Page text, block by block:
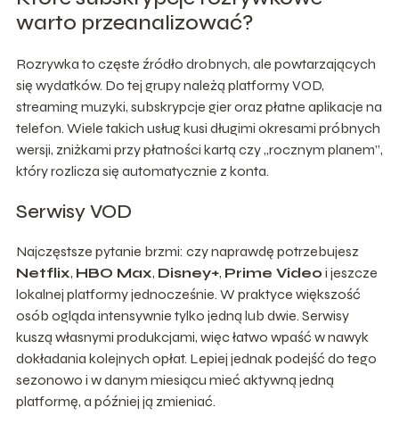
warto przeanalizować?
Rozrywka to częste źródło drobnych, ale powtarzających
się wydatków. Do tej grupy należą platformy VOD,
streaming muzyki, subskrypcje gier oraz płatne aplikacje na
telefon. Wiele takich usług kusi długimi okresami próbnych
wersji, zniżkami przy płatności kartą czy „rocznym planem”,
który rozlicza się automatycznie z konta.
Serwisy VOD
Najczęstsze pytanie brzmi: czy naprawdę potrzebujesz
Netflix, HBO Max, Disney+, Prime Video i jeszcze
lokalnej platformy jednocześnie. W praktyce większość
osób ogląda intensywnie tylko jedną lub dwie. Serwisy
kuszą własnymi produkcjami, więc łatwo wpaść w nawyk
dokładania kolejnych opłat. Lepiej jednak podejść do tego
sezonowo i w danym miesiącu mieć aktywną jedną
platformę, a później ją zmieniać.